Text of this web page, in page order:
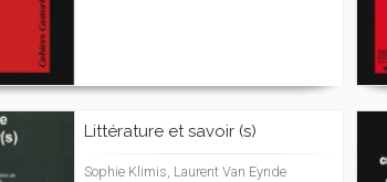
Littérature et savoir (s)
Sophie Klimis, Laurent Van Eynde